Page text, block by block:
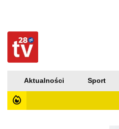
Aktualności Sport